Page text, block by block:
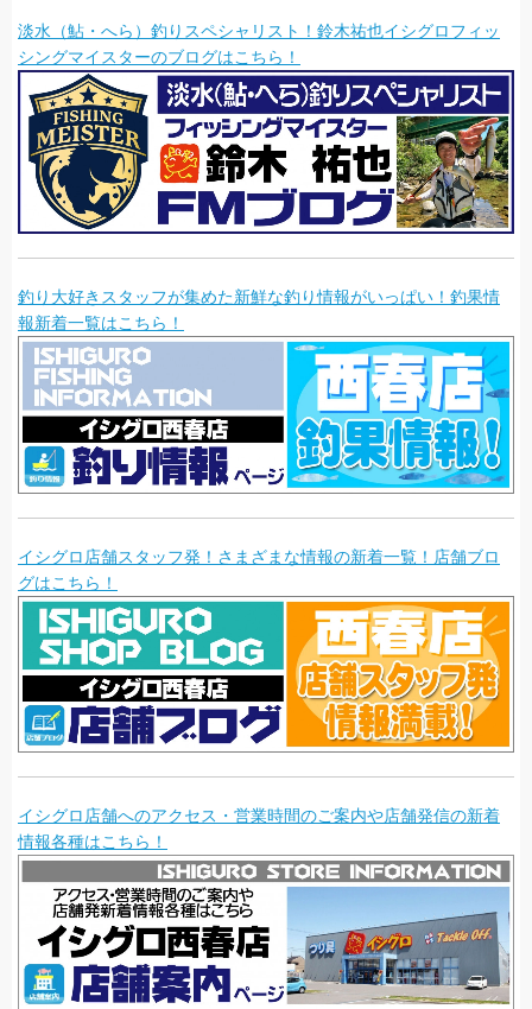
淡水（鮎・へら）釣りスペシャリスト！鈴木祐也イシグロフィッ
シングマイスターのブログはこちら！
釣り大好きスタッフが集めた新鮮な釣り情報がいっぱい！釣果情
報新着一覧はこちら！
イシグロ店舗スタッフ発！さまざまな情報の新着一覧！店舗ブロ
グはこちら！
イシグロ店舗へのアクセス・営業時間のご案内や店舗発信の新着
情報各種はこちら！